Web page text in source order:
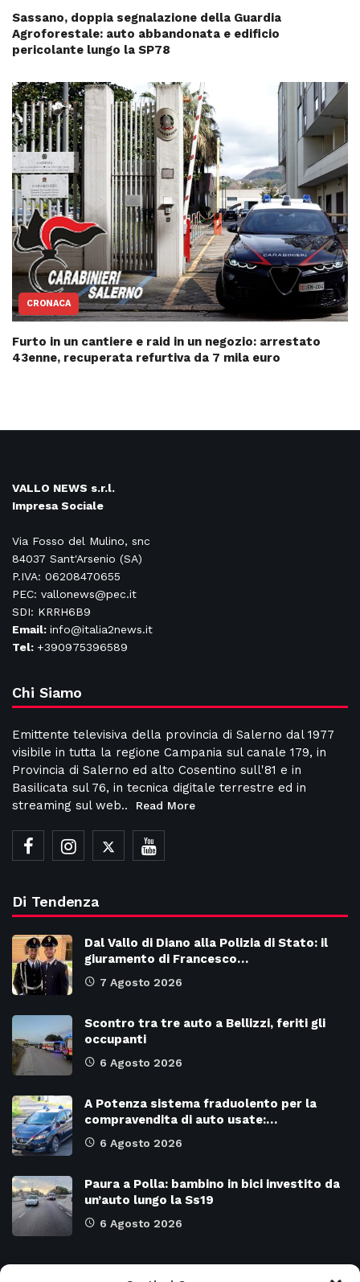
Sassano, doppia segnalazione della Guardia
Agroforestale: auto abbandonata e edificio
pericolante lungo la SP78
CRONACA
Furto in un cantiere e raid in un negozio: arrestato
43enne, recuperata refurtiva da 7 mila euro
VALLO NEWS s.r.l.
Impresa Sociale
Via Fosso del Mulino, snc
84037 Sant'Arsenio (SA)
P.IVA: 06208470655
PEC: vallonews@pec.it
SDI: KRRH6B9
Email: info@italia2news.it
Tel: +390975396589
Chi Siamo
Emittente televisiva della provincia di Salerno dal 1977
visibile in tutta la regione Campania sul canale 179, in
Provincia di Salerno ed alto Cosentino sull'81 e in
Basilicata sul 76, in tecnica digitale terrestre ed in
streaming sul web..
Read More
Di Tendenza
Dal Vallo di Diano alla Polizia di Stato: il
giuramento di Francesco…
7 Agosto 2026
Scontro tra tre auto a Bellizzi, feriti gli
occupanti
6 Agosto 2026
A Potenza sistema fraduolento per la
compravendita di auto usate:…
6 Agosto 2026
Paura a Polla: bambino in bici investito da
un’auto lungo la Ss19
6 Agosto 2026